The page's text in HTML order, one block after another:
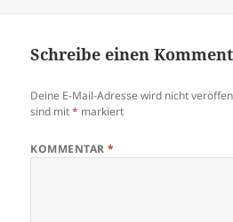
Schreibe einen
Deine E-Mail-Adresse wird nicht
sind mit* markiert
KOMMENTAR*